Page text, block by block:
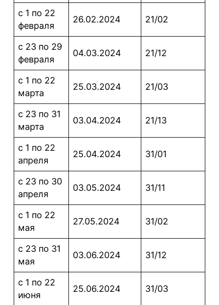
с 1 по 22
февраля
26.02.2024 21/02
с 23 по 29
февраля
04.03.2024 21/12
с 1 по 22
марта
25.03.2024 21/03
с 23 по 31
марта
03.04.2024 21/13
с 1 по 22
апреля
25.04.2024 31/01
с 23 по 30
апреля
03.05.2024 31/11
с 1 по 22
мая
27.05.2024 31/02
с 23 по 31
мая
03.06.2024 31/12
с 1 по 22
июня
25.06.2024 31/03